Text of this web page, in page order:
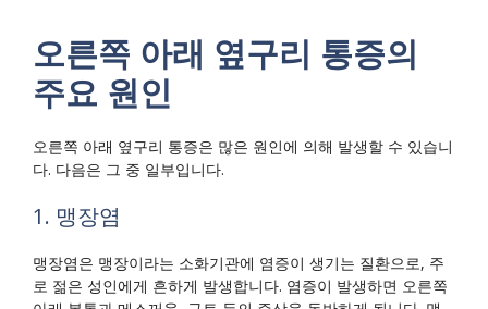
오른쪽 아래 옆구리 통증의
주요 원인
오른쪽 아래 옆구리 통증은 많은 원인에 의해 발생할 수 있습니
다. 다음은 그 중 일부입니다.
1. 맹장염
맹장염은 맹장이라는 소화기관에 염증이 생기는 질환으로, 주
로 젊은 성인에게 흔하게 발생합니다. 염증이 발생하면 오른쪽